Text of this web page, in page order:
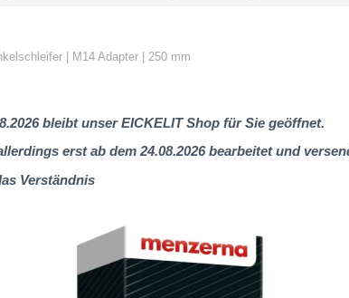
| M14 Adapter | 250 mm
bleibt unser EICKELIT Shop für Sie geöffnet.
erst ab dem 24.08.2026 bearbeitet und
Verständnis